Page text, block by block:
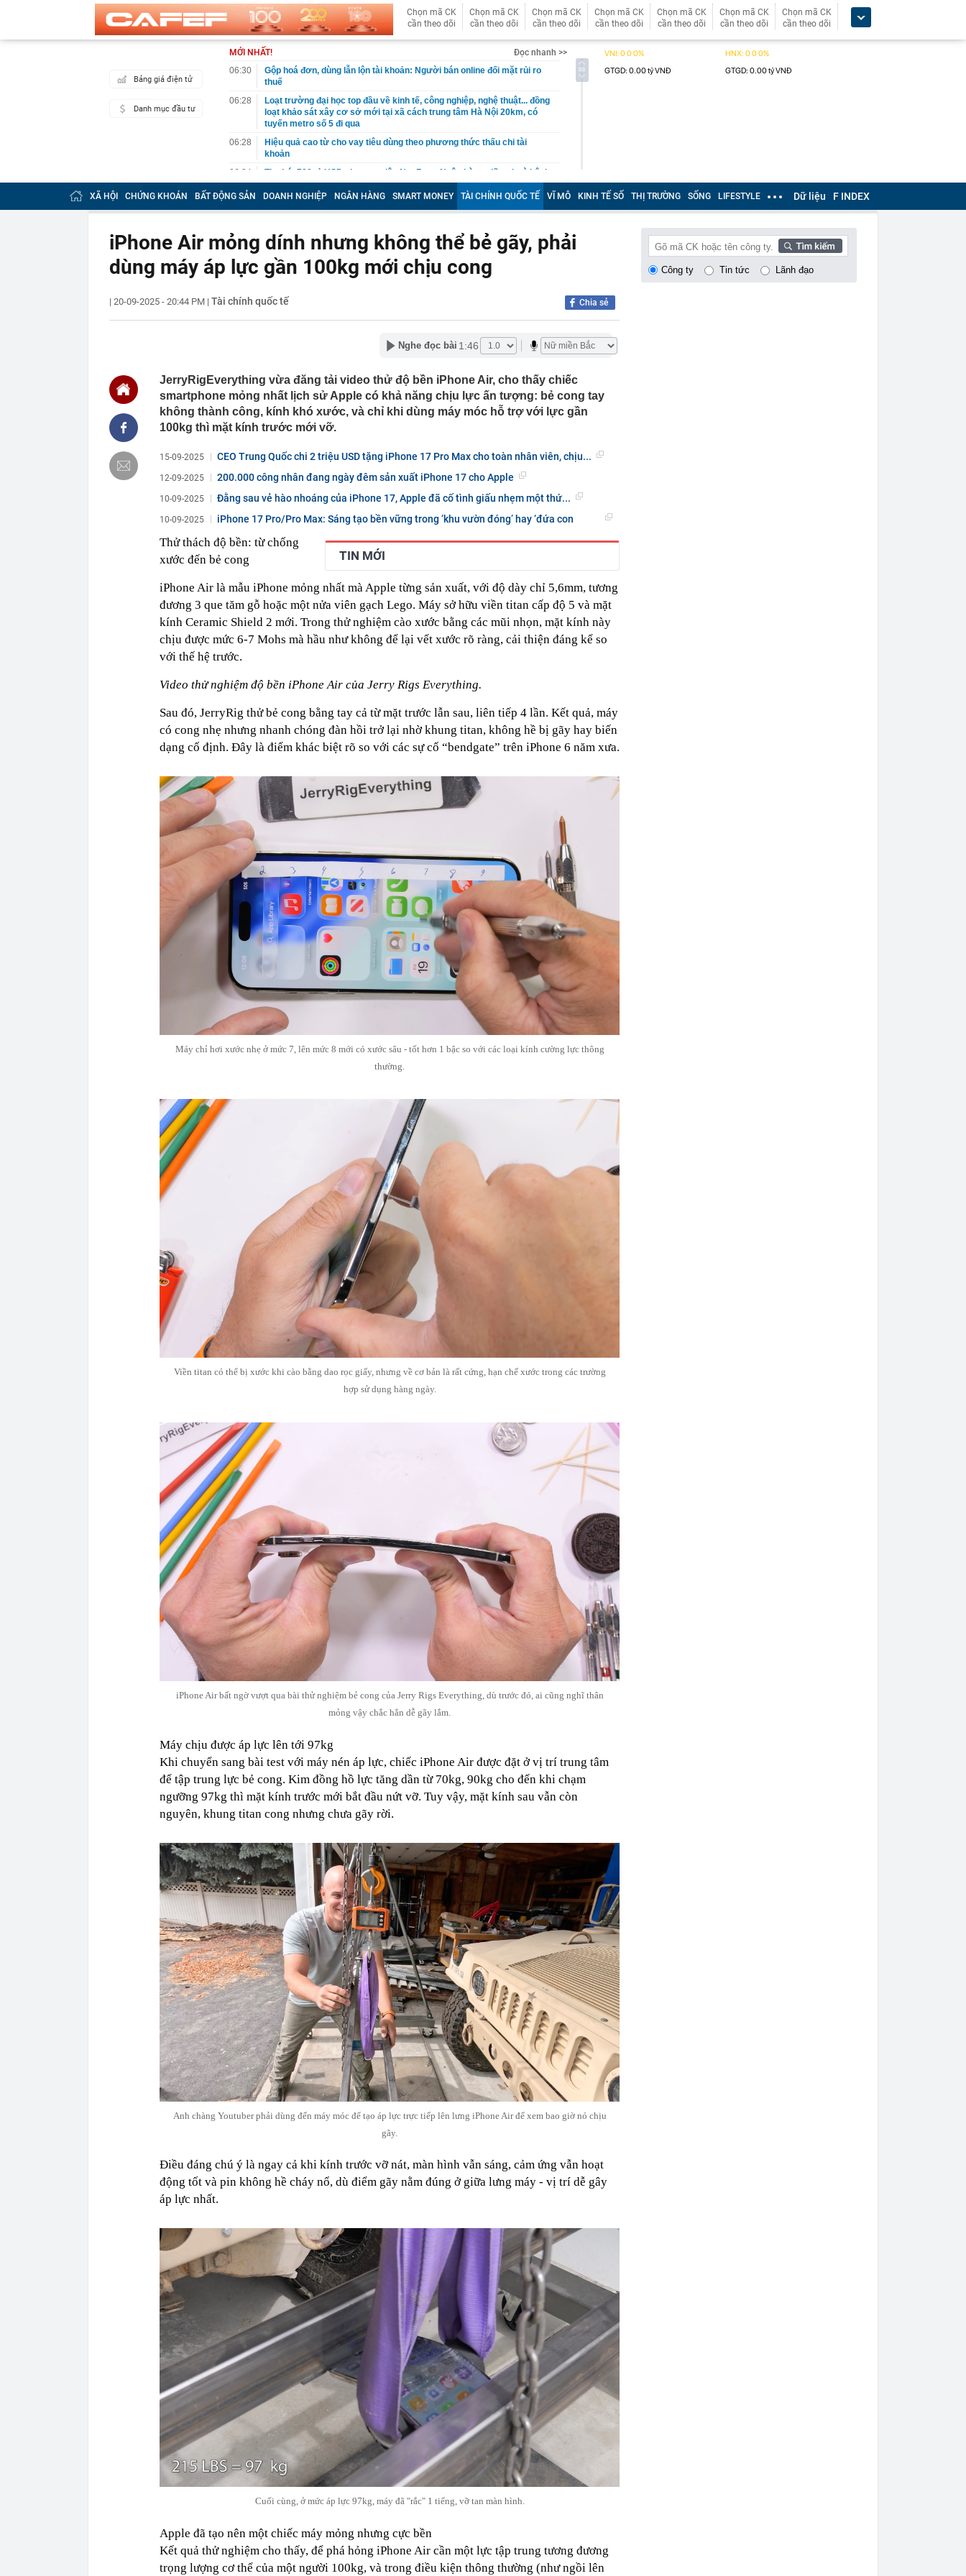
Chọn mã CK
cần theo dõi
Chọn mã CK
cần theo dõi
Chọn mã CK
cần theo dõi
Chọn mã CK
cần theo dõi
Chọn mã CK
cần theo dõi
Chọn mã CK
cần theo dõi
Chọn mã CK
cần theo dõi
Bảng giá điện tử
Danh mục đầu tư
MỚI NHẤT!
Đọc nhanh >>
06:30
Gộp hoá đơn, dùng lẫn lộn tài khoản: Người bán online đối mặt rủi ro
thuế
06:28
Loạt trường đại học top đầu về kinh tế, công nghiệp, nghệ thuật... đồng
loạt khảo sát xây cơ sở mới tại xã cách trung tâm Hà Nội 20km, có
tuyến metro số 5 đi qua
06:28
Hiệu quả cao từ cho vay tiêu dùng theo phương thức thấu chi tài
khoản
06:24
Thu hút 700 tỷ USD cho mục tiêu Net Zero: Ngân hàng giữ vai trò kênh
dẫn vốn chủ lực
Vì sao ngày càng nhiều gia đình không còn phụ thuộc vào giàn phơi? 1
thiết bị giải phóng cả ban công đang trở thành xu hướng mới
06:13
Từ nhà tập thể 30 m², “chuồng cọp” san sát đến đại đô thị hàng trăm
ha: Mô hình căn hộ chung cư đã thay đổi đến "chóng mặt"
06:02
9 loại quả giàu omega-3 bậc nhất
bất ngờ trúng lớn, chỉ bán hạt giống cũng kiếm bộn tiền
Người mua nhà chờ giá giảm sâu, chuyên gia nói thẳng: “Khó!”
nhiều lần hưng phấn ngắn hạn rồi lại phải trả giá
05:01
Quỹ ngoại tỷ USD có tháng 7 tệ nhất trong lịch sử hoạt động
01:14
Phát hiện bất thường từ nhóm cư dân, công an đồng loạt ập vào khám
xét nhiều căn hộ tại một khu đô thị ở Gia Lâm: Bóc trần đường dây rửa
00:08
Chứng khoán khó nhằn, tài khoản mở mới giảm mạnh
00:08
Chủ tịch Nguyễn Du SN 1972 mua thành công 1 triệu cổ phiếu, trở
thành cổ đông lớn của công ty dệt may Hoàng Thị Loan
00:05
Ít người biết đỉnh núi cao thứ 5 Việt Nam, là “ cột mốc thiêng liêng đẹp
nhất biên cương” ở độ cao trên 3.000m, điểm đến "trong mơ" của dân
trekking
00:05
Việt Nam có 1 hệ thống y khoa tư nhân sở hữu 14 bệnh viện, 2.900
giường bệnh, vừa được vinh danh "Hệ thống Y khoa tốt nhất Việt Nam
00:05
56 mã chứng khoán bị HoSE cắt margin trong tháng 8
00:03
Một doanh nghiệp Việt thu hơn 1 tỷ USD ở nước ngoài trong nửa đầu
năm 2026, lợi nhuận tăng hơn 120%
00:03
Chứng khoán Vietcap dự phóng VN-Index có thể chạm mốc 1.885 điểm
XÃ HỘI CHỨNG KHOÁN BẤT ĐỘNG SẢN DOANH NGHIỆP NGÂN HÀNG SMART MONEY TÀI CHÍNH QUỐC TẾ VĨ MÔ KINH TẾ SỐ THỊ TRƯỜNG SỐNG LIFESTYLE Dữ liệu F INDEX
iPhone Air mỏng dính nhưng không thể bẻ gãy, phải
dùng máy áp lực gần 100kg mới chịu cong
| 20-09-2025 - 20:44 PM | Tài chính quốc tế Chia sẻ
Nghe đọc bài 1:46
JerryRigEverything vừa đăng tải video thử độ bền iPhone Air, cho thấy chiếc
smartphone mỏng nhất lịch sử Apple có khả năng chịu lực ấn tượng: bẻ cong tay
không thành công, kính khó xước, và chỉ khi dùng máy móc hỗ trợ với lực gần
100kg thì mặt kính trước mới vỡ.
15-09-2025 CEO Trung Quốc chi 2 triệu USD tặng iPhone 17 Pro Max cho toàn nhân viên, chịu...
12-09-2025 200.000 công nhân đang ngày đêm sản xuất iPhone 17 cho Apple
10-09-2025 Đằng sau vẻ hào nhoáng của iPhone 17, Apple đã cố tình giấu nhẹm một thứ...
10-09-2025
iPhone 17 Pro/Pro Max: Sáng tạo bền vững trong ‘khu vườn đóng’ hay ‘đứa con
TIN MỚI
Thử thách độ bền: từ chống
xước đến bẻ cong
iPhone Air là mẫu iPhone mỏng nhất mà Apple từng sản xuất, với độ dày chỉ 5,6mm, tương
đương 3 que tăm gỗ hoặc một nửa viên gạch Lego. Máy sở hữu viền titan cấp độ 5 và mặt
kính Ceramic Shield 2 mới. Trong thử nghiệm cào xước bằng các mũi nhọn, mặt kính này
chịu được mức 6-7 Mohs mà hầu như không để lại vết xước rõ ràng, cải thiện đáng kể so
với thế hệ trước.
Video thử nghiệm độ bền iPhone Air của Jerry Rigs Everything.
Sau đó, JerryRig thử bẻ cong bằng tay cả từ mặt trước lẫn sau, liên tiếp 4 lần. Kết quả, máy
có cong nhẹ nhưng nhanh chóng đàn hồi trở lại nhờ khung titan, không hề bị gãy hay biến
dạng cố định. Đây là điểm khác biệt rõ so với các sự cố “bendgate” trên iPhone 6 năm xưa.
Máy chỉ hơi xước nhẹ ở mức 7, lên mức 8 mới có xước sâu - tốt hơn 1 bậc so với các loại kính cường lực thông
thường.
Viền titan có thể bị xước khi cào bằng dao rọc giấy, nhưng về cơ bản là rất cứng, hạn chế xước trong các trường
hợp sử dụng hàng ngày.
iPhone Air bất ngờ vượt qua bài thử nghiệm bẻ cong của Jerry Rigs Everything, dù trước đó, ai cũng nghĩ thân
mỏng vậy chắc hẳn dễ gãy lắm.
Máy chịu được áp lực lên tới 97kg
Khi chuyển sang bài test với máy nén áp lực, chiếc iPhone Air được đặt ở vị trí trung tâm
để tập trung lực bẻ cong. Kim đồng hồ lực tăng dần từ 70kg, 90kg cho đến khi chạm
ngưỡng 97kg thì mặt kính trước mới bắt đầu nứt vỡ. Tuy vậy, mặt kính sau vẫn còn
nguyên, khung titan cong nhưng chưa gãy rời.
Anh chàng Youtuber phải dùng đến máy móc để tạo áp lực trực tiếp lên lưng iPhone Air để xem bao giờ nó chịu
gãy.
Điều đáng chú ý là ngay cả khi kính trước vỡ nát, màn hình vẫn sáng, cảm ứng vẫn hoạt
động tốt và pin không hề cháy nổ, dù điểm gãy nằm đúng ở giữa lưng máy - vị trí dễ gây
áp lực nhất.
Cuối cùng, ở mức áp lực 97kg, máy đã "rắc" 1 tiếng, vỡ tan màn hình.
Apple đã tạo nên một chiếc máy mỏng nhưng cực bền
Kết quả thử nghiệm cho thấy, để phá hỏng iPhone Air cần một lực tập trung tương đương
trọng lượng cơ thể của một người 100kg, và trong điều kiện thông thường (như ngồi lên
Công ty Tin tức Lãnh đạo